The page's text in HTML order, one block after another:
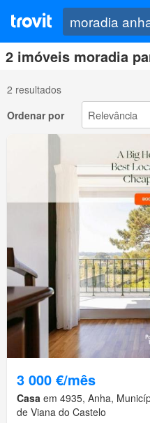
2 imóveis moradia
2 resultados
Ordenar por
3 000 €/mês
Casa em 4935, Anha,
de Viana do Castelo